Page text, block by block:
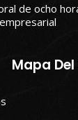
de ocho
Mapa